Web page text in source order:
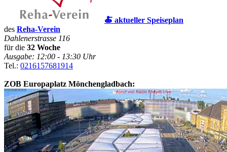
🍝 aktueller Speiseplan
des Reha-Verein
Dahlenerstrasse 116
für die 32 Woche
Ausgabe: 12:00 - 13:30 Uhr
Tel.: 0216157681914
ZOB Europaplatz Mönchengladbach: